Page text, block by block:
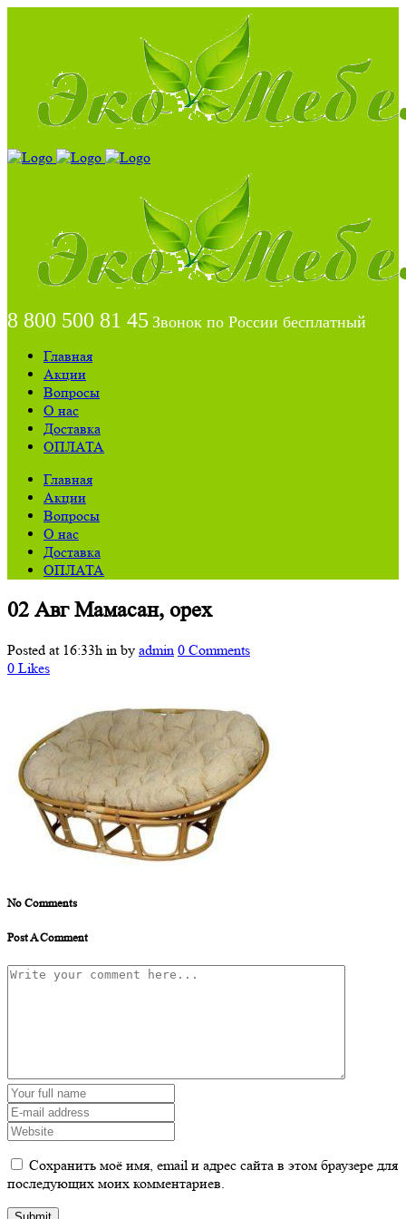
8 800 500 81 45 Звонок по России бесплатный
Главная
Акции
Вопросы
О нас
Доставка
ОПЛАТА
Главная
Акции
Вопросы
О нас
Доставка
ОПЛАТА
02 АвгМамасан, орех
Posted at 16:33h in by admin 0 Comments
0 Likes
No Comments
Post A Comment
Сохранить моё имя, email и адрес сайта в этом браузере для
последующих моих комментариев.